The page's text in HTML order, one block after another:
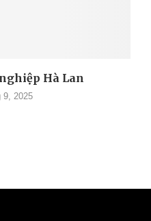
Hà Lan
9, 2025